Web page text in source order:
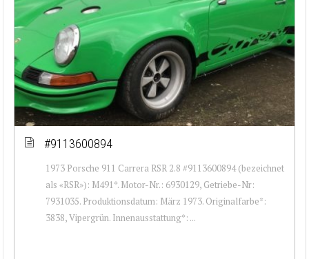
#9113600894
1973 Porsche 911 Carrera RSR 2.8 #9113600894 (bezeichnet
als «RSR»): M491*. Motor-Nr.: 6930129, Getriebe-Nr:
7931035. Produktionsdatum: März 1973. Originalfarbe*:
3838, Vipergrün. Innenausstattung*: ...